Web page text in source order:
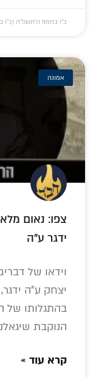
כ״ו בתמוז ה׳תשפ״ה (כ״ו בתמוז
אמונה
צפו: נאום
ידגר ע"ה
וידאו של
יצחק ע"ה
בהתגלותו של
הנוקבת
קרא עוד »